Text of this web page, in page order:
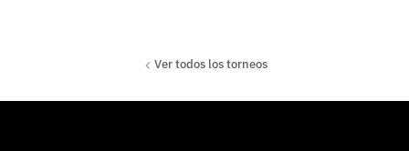
Ver todos los torneos